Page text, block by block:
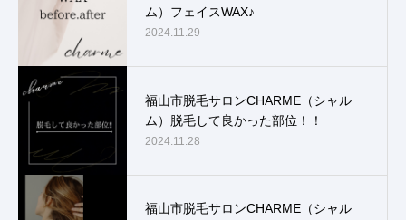
ム）フェイスWAX♪
2024.11.29
福山市脱毛サロンCHARME（シャル
ム）脱毛して良かった部位！！
2024.11.28
福山市脱毛サロンCHARME（シャル